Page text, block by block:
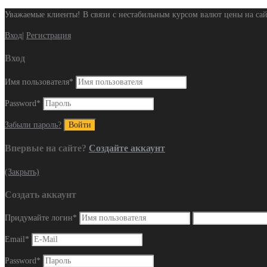
Уважаемые клиенты! В связи с нестабильным курсом валют цены на
Вход Регистрация
Вход
Имя пользователя*
Password *
Забыли пароль?
Впервые на сайте? Создайте аккаунт
(Закрыть)
Создать аккаунт
Придумайте логин*
Email*
Password*